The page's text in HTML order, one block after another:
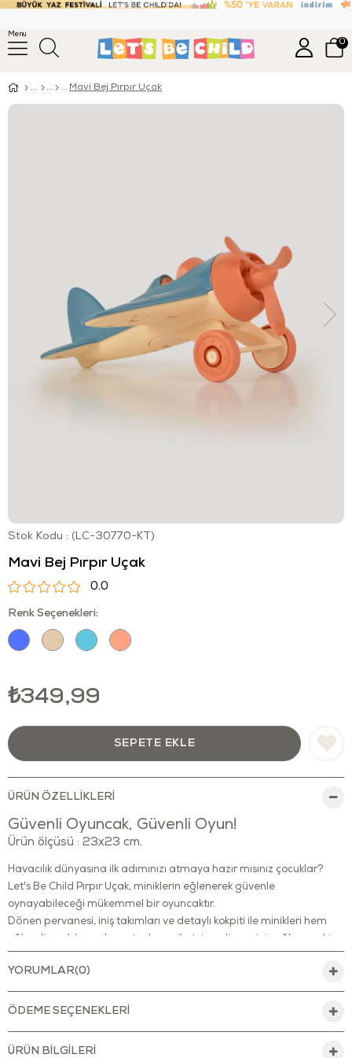
Menu
0
Mavi Bej Pırpır Uçak
Stok Kodu (LC-30770-KT)
Mavi Bej Pırpır Uçak
0.0
Renk Seçenekleri:
₺349,99
ÜRÜN ÖZELLIKLERI
Güvenli Oyuncak, Güvenli Oyun!
Ürün ölçüsü : 23x23 cm.
Havacılık dünyasına ilk adımınızı atmaya hazır mısınız çocuklar?
Let's Be Child Pırpır Uçak, miniklerin eğlenerek güvenle
oynayabileceği mükemmel bir oyuncaktır.
Dönen pervanesi, iniş takımları ve detaylı kokpiti ile minikleri hem
kaplamaları içermeyen oyuncak, FDA standartlarını karşılar.
Dayanıklı bir şekilde özenle üretilen bu uçak, çocuklar ve keşfettikleri
yeni dünya için güvenli bir hale getirilmiştir.
Çocukların yanlarından ayırmak istemeyecekleri bu oyuncağı
YORUMLAR(0)
ÖDEME SEÇENEKLERI
ÜRÜN BILGILERI